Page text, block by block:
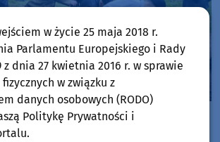
Tuchola
2026, 08:37
w życie 25 maja 2018 r.
Parlamentu Europejskiego i Rady
z dnia 27 kwietnia 2016 r. w sprawie
w związku z
danych osobowych (RODO)
Politykę Prywatności i